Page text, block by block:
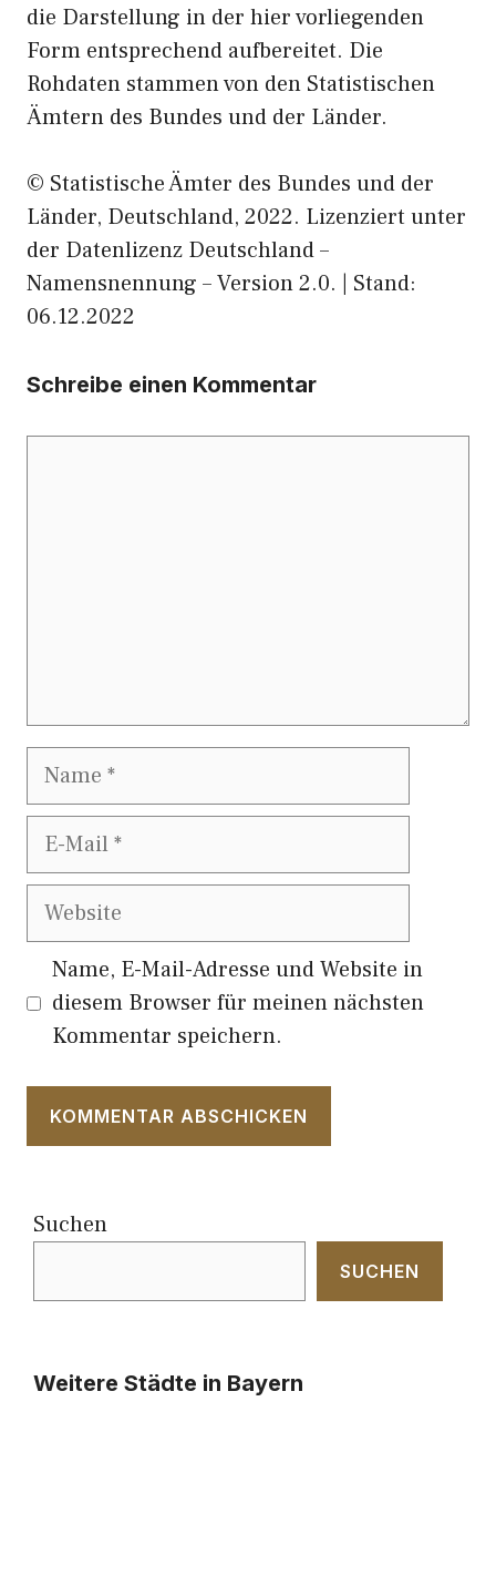
die Darstellung in der hier vorliegenden
Form entsprechend aufbereitet. Die
Rohdaten stammen von den Statistischen
Ämtern des Bundes und der Länder.
© Statistische Ämter des Bundes und der
Länder, Deutschland, 2022. Lizenziert unter
der Datenlizenz Deutschland –
Namensnennung – Version 2.0. | Stand:
06.12.2022
Schreibe einen Kommentar
Name
E-
Website
Name, E-Mail-Adresse und Website in
diesem Browser für meinen nächsten
Kommentar speichern.
Suchen
SUCHEN
Weitere Städte in Bayern